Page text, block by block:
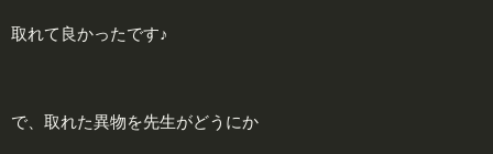
取れて良かったです♪
で、取れた異物を先生がどうにか